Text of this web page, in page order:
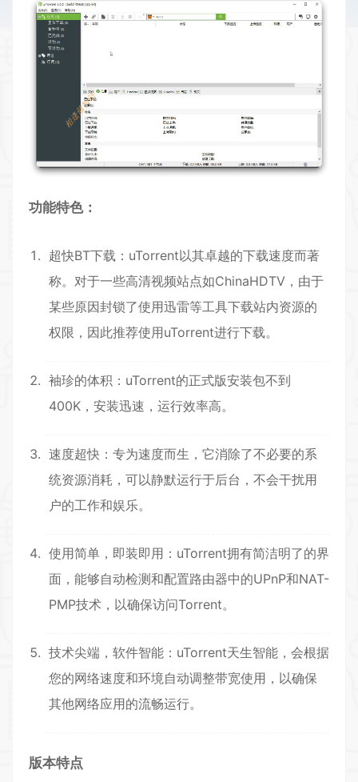
功能特色：
超快BT下载：uTorrent以其卓越的下载速度而著
称。对于一些高清视频站点如ChinaHDTV，由于
某些原因封锁了使用迅雷等工具下载站内资源的
权限，因此推荐使用uTorrent进行下载。
袖珍的体积：uTorrent的正式版安装包不到
400K，安装迅速，运行效率高。
速度超快：专为速度而生，它消除了不必要的系
统资源消耗，可以静默运行于后台，不会干扰用
户的工作和娱乐。
使用简单，即装即用：uTorrent拥有简洁明了的界
面，能够自动检测和配置路由器中的UPnP和NAT-
PMP技术，以确保访问Torrent。
技术尖端，软件智能：uTorrent天生智能，会根据
您的网络速度和环境自动调整带宽使用，以确保
其他网络应用的流畅运行。
版本特点